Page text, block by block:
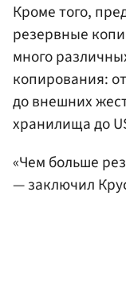
Кроме того,
резервные
много
копирования:
до внешних
хранилища до
«Чем больше
— заключил